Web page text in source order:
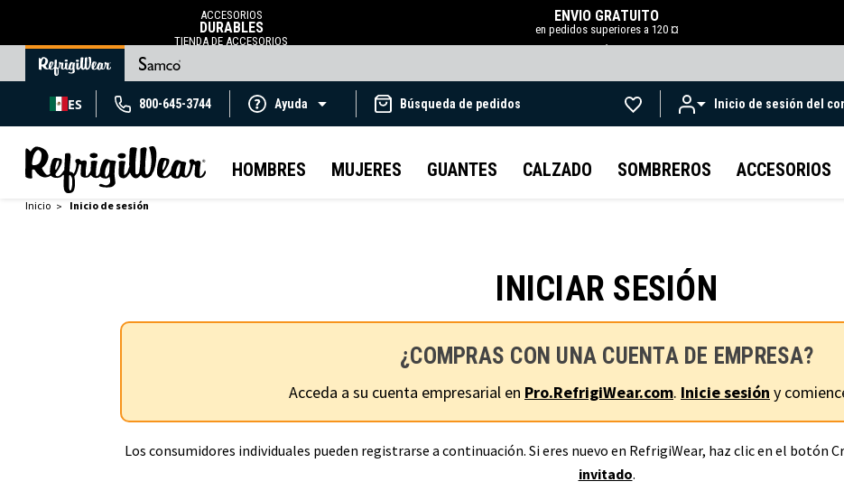
ACCESORIOS
DURABLES
TIENDA DE ACCESORIOS
ENVÍO GRATUITO
en pedidos superiores a 120 ¤
.
ES 800-645-3744 Ayuda Búsqueda de pedidos Inicio de sesión del
HOMBRES MUJERES GUANTES CALZADO SOMBREROS ACCESORIOS
Inicio Inicio de sesión
INICIAR SESIÓN
¿COMPRAS CON UNA CUENTA DE EMPRESA?
Acceda a su cuenta empresarial en Pro.RefrigiWear.com. Inicie sesión y
Los consumidores individuales pueden registrarse a continuación. Si eres nuevo en RefrigiWear, haz clic en el botón
invitado.